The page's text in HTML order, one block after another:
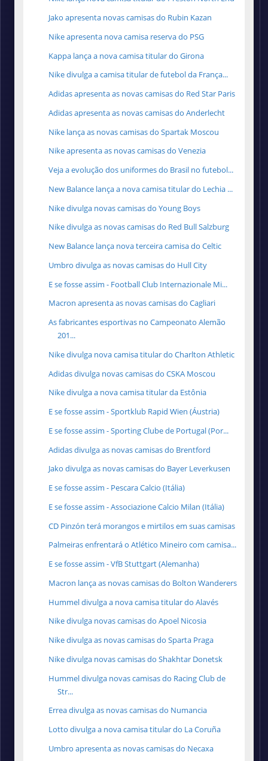
Jako apresenta novas camisas do Rubin Kazan
Nike apresenta nova camisa reserva do PSG
Kappa lança a nova camisa titular do Girona
Nike divulga a camisa titular de futebol da França...
Adidas apresenta as novas camisas do Red Star Paris
Adidas apresenta as novas camisas do Anderlecht
Nike lança as novas camisas do Spartak Moscou
Nike apresenta as novas camisas do Venezia
Veja a evolução dos uniformes do Brasil no futebol...
New Balance lança a nova camisa titular do Lechia ...
Nike divulga novas camisas do Young Boys
Nike divulga as novas camisas do Red Bull Salzburg
New Balance lança nova terceira camisa do Celtic
Umbro divulga as novas camisas do Hull City
E se fosse assim - Football Club Internazionale Mi...
Macron apresenta as novas camisas do Cagliari
As fabricantes esportivas no Campeonato Alemão
201...
Nike divulga nova camisa titular do Charlton Athletic
Adidas divulga novas camisas do CSKA Moscou
Nike divulga a nova camisa titular da Estônia
E se fosse assim - Sportklub Rapid Wien (Áustria)
E se fosse assim - Sporting Clube de Portugal (Por...
Adidas divulga as novas camisas do Brentford
Jako divulga as novas camisas do Bayer Leverkusen
E se fosse assim - Pescara Calcio (Itália)
E se fosse assim - Associazione Calcio Milan (Itália)
CD Pinzón terá morangos e mirtilos em suas camisas
Palmeiras enfrentará o Atlético Mineiro com camisa...
E se fosse assim - VfB Stuttgart (Alemanha)
Macron lança as novas camisas do Bolton Wanderers
Hummel divulga a nova camisa titular do Alavés
Nike divulga novas camisas do Apoel Nicosia
Nike divulga as novas camisas do Sparta Praga
Nike divulga novas camisas do Shakhtar Donetsk
Hummel divulga novas camisas do Racing Club de
Str...
Errea divulga as novas camisas do Numancia
Lotto divulga a nova camisa titular do La Coruña
Umbro apresenta as novas camisas do Necaxa